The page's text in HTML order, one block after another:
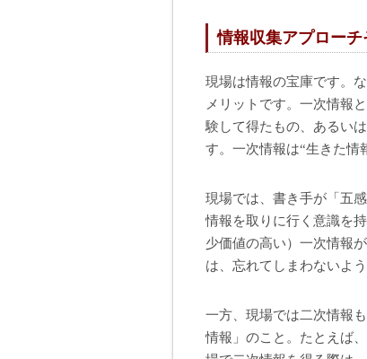
情報収集アプローチ
現場は情報の宝庫です。
メリットです。一次情報
験して得たもの、あるい
す。一次情報は“生きた情
現場では、書き手が「五
情報を取りに行く意識を
少価値の高い）一次情報
は、忘れてしまわないよ
一方、現場では二次情報
情報」のこと。たとえば